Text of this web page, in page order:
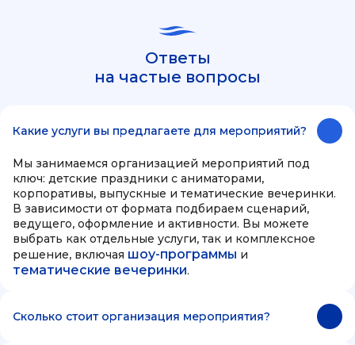
Ответы
на частые вопросы
Какие услуги вы предлагаете для мероприятий?
Мы занимаемся организацией мероприятий под
ключ: детские праздники с аниматорами,
корпоративы, выпускные и тематические вечеринки.
В зависимости от формата подбираем сценарий,
ведущего, оформление и активности. Вы можете
выбрать как отдельные услуги, так и комплексное
решение, включая шоу-программы и
тематические вечеринки.
Сколько стоит организация мероприятия?